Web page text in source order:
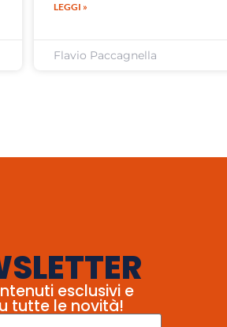
LEGGI »
Flavio Paccagnella
esclusivi e
tutte le novità!